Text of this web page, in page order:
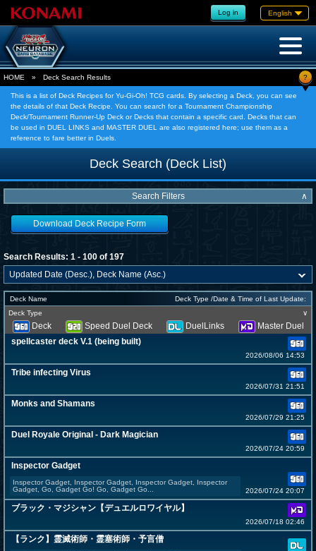
Log in English
HOME » Deck Search Results ?
This is a list of Deck Recipes for Yu-Gi-Oh! TCG cards. By selecting a Deck, you can see
the details of that Deck Recipe. You can search for a Tournament Championship
Deck/Tournament Runner-Up Deck or Decks that contain a specific card. Decks that can
be used in DUEL LINKS and MASTER DUEL are also registered here; use them as a
reference to fare better in Duels.
Deck Search (Deck List)
Search Filters ∧
Download Deck Recipe Form
Search Results: 1 - 100 of 197
Deck Name
Deck Type /Date & Time of Last Update:
Deck Type
∨
Deck Speed Duel Deck DuelLinks
Master Duel
spellcaster deck V.1 (being built)
2026/08/06 14:53
Tribe infecting Virus
2026/07/31 21:51
Monks and Shamans
2026/07/29 21:25
Duel Royale Original - Dark Magician
2026/07/24 20:59
Inspector Gadget
Inspector Gadget, Inspector Gadget, Inspector Gadget, Inspector
Gadget, Go, Gadget Go! Go, Gadget Go...
2026/07/24 20:07
ブラック・マジシャン【デュエルロワイヤル】
2026/07/18 02:46
【ランク】霊滅術師・霊塞術師・予言僧